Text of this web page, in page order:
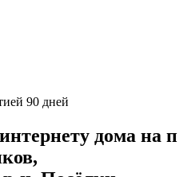
90 дней
дома на п